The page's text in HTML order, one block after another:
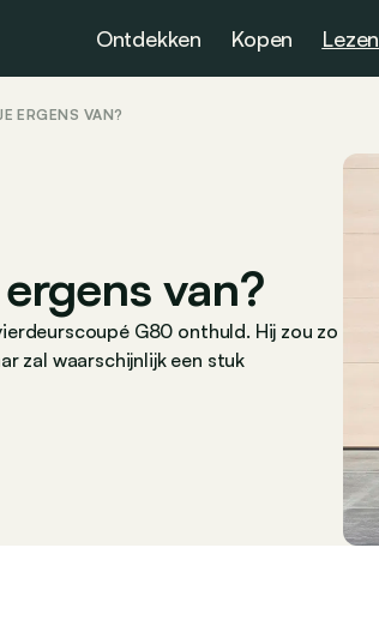
Ontdekken Kopen Lezen
ERGENS VAN?
van?
G80 onthuld. Hij zou zo
zal waarschijnlijk een stuk